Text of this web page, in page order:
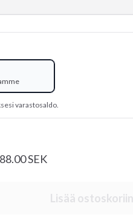
varastosaldo.
SEK
Lisää ostoskoriin